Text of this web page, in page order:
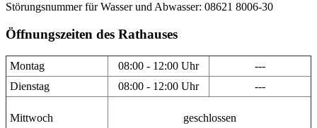
Störungsnummer für Wasser und Abwasser: 08621 8006-30
Öffnungszeiten des Rathauses
Montag 08:00 - 12:00 Uhr
---
Dienstag
08:00 - 12:00 Uhr ---
Mittwoch geschlossen